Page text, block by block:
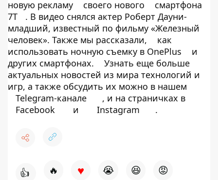
новую рекламу
своего нового
смартфона
7T
. В видео снялся актер Роберт Дауни-
младший, известный по фильму «Железный
человек». Также мы рассказали,
как
использовать ночную съемку в OnePlus
и
других смартфонах.
Узнать еще больше
актуальных новостей из мира технологий и
игр, а также обсудить их можно в нашем
Telegram-канале
, и на страничках в
Facebook
и Instagram .
👍 🔥 ♥ 😭 😆 😡